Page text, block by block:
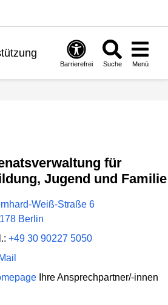
Barrierefrei Suche Menü
für
Jugend und Familie
Weiß-Straße 6
Berlin
+49 30 90227 5050
Ihre Ansprechpartner/-innen